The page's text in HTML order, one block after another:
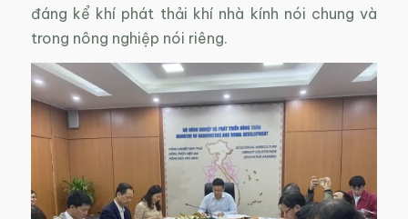
đáng kể khí phát thải khí nhà kính nói chung và
trong nông nghiệp nói riêng.